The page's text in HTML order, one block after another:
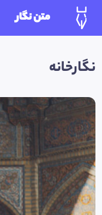
متن نگار
نگارخانه